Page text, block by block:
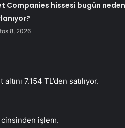
Companies hissesi bugün neden
8, 2026
7.154 TL’den satılıyor.
cinsinden işlem.